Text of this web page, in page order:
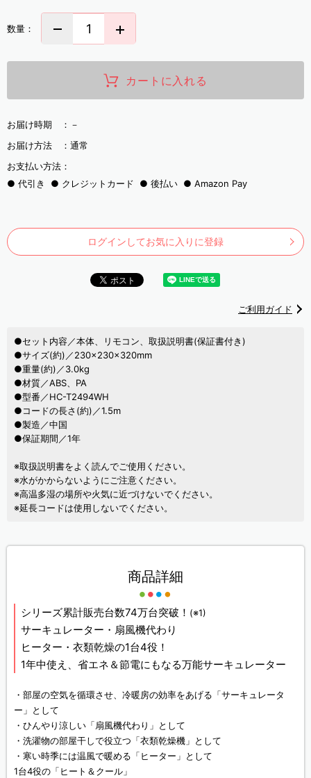
数量：
カートに入れる
お届け時期 ： －
お届け方法 ： 通常
お支払い方法：
代引き
クレジットカード 後払い Amazon Pay
ログインしてお気に入りに登録
ご利用ガイド
●セット内容／本体、リモコン、取扱説明書(保証書付き)
●サイズ(約)／230×230×320mm
●重量(約)／3.0kg
●材質／ABS、PA
●型番／HC-T2494WH
●コードの長さ(約)／1.5m
●製造／中国
●保証期間／1年
※取扱説明書をよく読んでご使用ください。
※水がかからないようにご注意ください。
※高温多湿の場所や火気に近づけないでください。
※延長コードは使用しないでください。
商品詳細
シリーズ累計販売台数74万台突破！ (※1)
サーキュレーター・扇風機代わり
ヒーター・衣類乾燥の1台4役！
1年中使え、省エネ＆節電にもなる万能サーキュレーター
・部屋の空気を循環させ、冷暖房の効率をあげる「サーキュレータ
ー」として
・ひんやり涼しい「扇風機代わり」として
・洗濯物の部屋干しで役立つ「衣類乾燥機」として
・寒い時季には温風で暖める「ヒーター」として
1台4役の「ヒート＆クール」